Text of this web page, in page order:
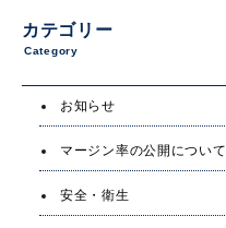
カテゴリー
Category
お知らせ
マージン率の公開について
安全・衛生